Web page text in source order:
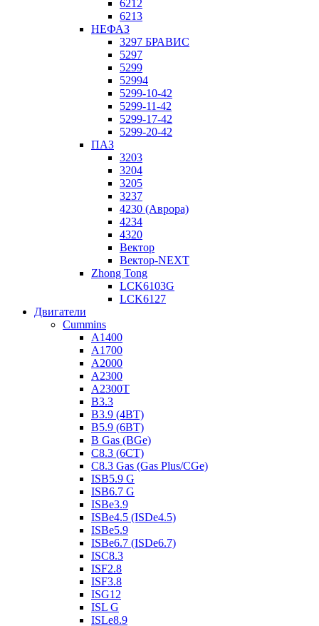
6212
6213
НЕФАЗ
3297 БРАВИС
5297
5299
52994
5299-10-42
5299-11-42
5299-17-42
5299-20-42
ПАЗ
3203
3204
3205
3237
4230 (Аврора)
4234
4320
Вектор
Вектор-NEXT
Zhong Tong
LCK6103G
LCK6127
Двигатели
Cummins
A1400
A1700
A2000
A2300
A2300T
B3.3
B3.9 (4BT)
B5.9 (6BT)
B Gas (BGe)
C8.3 (6CT)
C8.3 Gas (Gas Plus/CGe)
ISB5.9 G
ISB6.7 G
ISBe3.9
ISBe4.5 (ISDe4.5)
ISBe5.9
ISBe6.7 (ISDe6.7)
ISC8.3
ISF2.8
ISF3.8
ISG12
ISL G
ISLe8.9